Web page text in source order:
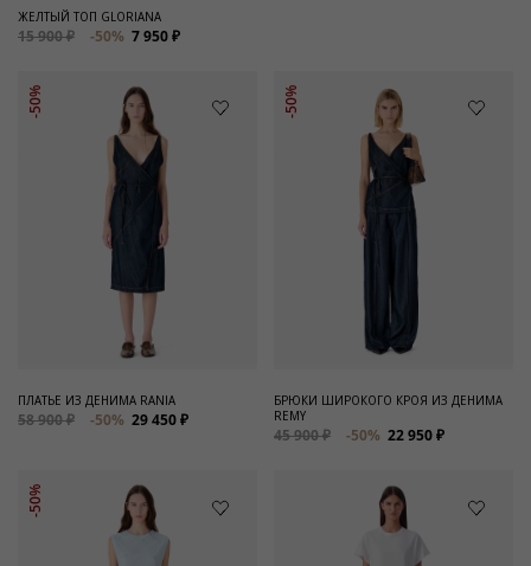
ЖЕЛТЫЙ ТОП GLORIANA
15 900 ₽ -50% 7 950 ₽
-50%
ПЛАТЬЕ ИЗ ДЕНИМА RANIA
58 900 ₽ -50% 29 450 ₽
-50%
БРЮКИ ШИРОКОГО КРОЯ ИЗ ДЕНИМА
REMY
45 900 ₽ -50% 22 950 ₽
-50%